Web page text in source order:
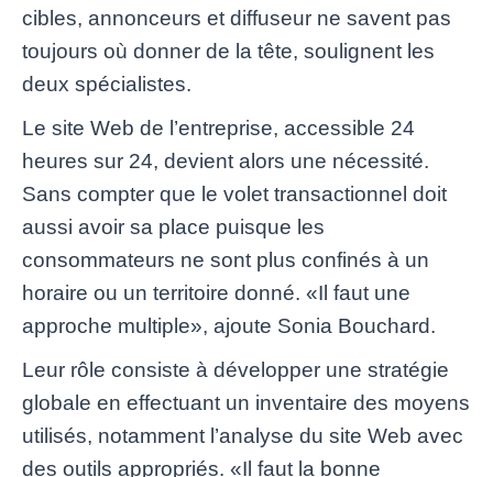
cibles, annonceurs et diffuseur ne savent pas
toujours où donner de la tête, soulignent les
deux spécialistes.
Le site Web de l’entreprise, accessible 24
heures sur 24, devient alors une nécessité.
Sans compter que le volet transactionnel doit
aussi avoir sa place puisque les
consommateurs ne sont plus confinés à un
horaire ou un territoire donné. «Il faut une
approche multiple», ajoute Sonia Bouchard.
Leur rôle consiste à développer une stratégie
globale en effectuant un inventaire des moyens
utilisés, notamment l’analyse du site Web avec
des outils appropriés. «Il faut la bonne